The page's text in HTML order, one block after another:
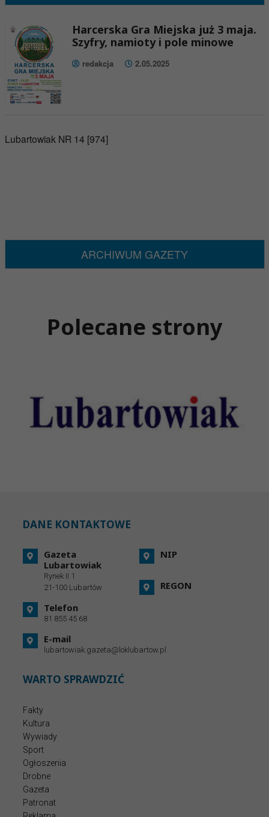
Harcerska Gra Miejska już 3 maja.
Szyfry, namioty i pole minowe
redakcja 2.05.2025
Lubartowiak NR 14 [974]
ARCHIWUM GAZETY
Polecane strony
DANE KONTAKTOWE
Gazeta
Lubartowiak
Rynek II 1
21-100 Lubartów
Telefon
81 855 45 68
E-mail
lubartowiak.gazeta@loklubartow.pl
NIP
REGON
WARTO SPRAWDZIĆ
Fakty
Kultura
Wywiady
Sport
Ogłoszenia
Drobne
Gazeta
Patronat